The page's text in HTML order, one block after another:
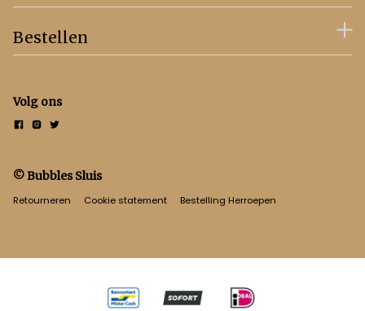
Bestellen
Volg ons
© Bubbles Sluis
Retourneren Cookie statement Bestelling Herroepen